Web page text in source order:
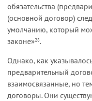
обязательства
(основной договор)
умолчанию, который
законе»28.
Однако, как
предварительный
взаимосвязанные, но
договоры. Они